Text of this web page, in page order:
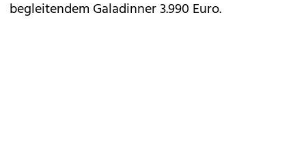
begleitendem Galadinner 3.990 Euro.